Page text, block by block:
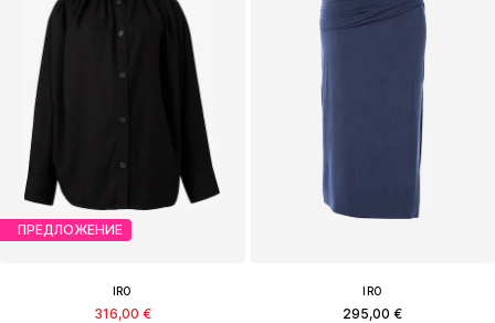
ПРЕДЛОЖЕНИЕ
IRO
316,00 €
IRO
295,00 €